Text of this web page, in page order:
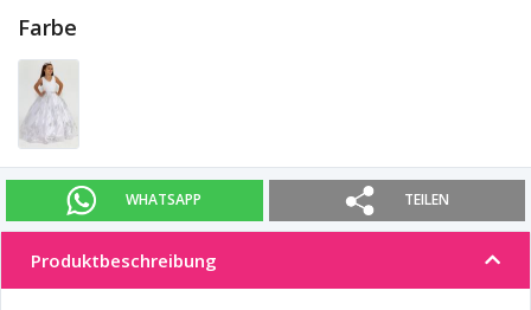
Farbe
WHATSAPP TEILEN
Produktbeschreibung